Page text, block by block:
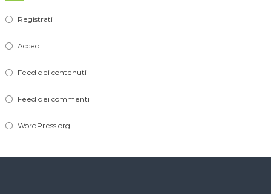
Registrati
Accedi
Feed dei contenuti
Feed dei commenti
WordPress.org